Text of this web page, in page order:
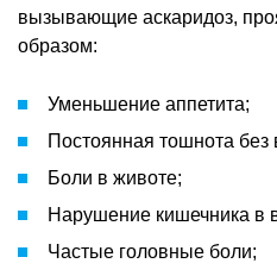
вызывающие аскаридоз,
образом:
Уменьшение аппетита;
Постоянная тошнота
Боли в животе;
Нарушение кишечника в
Частые головные боли;